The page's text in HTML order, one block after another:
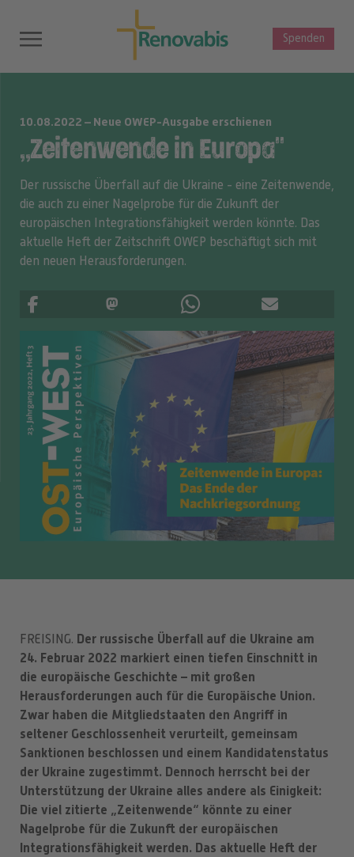
Spenden
10.08.2022 – Neue OWEP-Ausgabe erschienen
„Zeitenwende in Europa"
Der russische Überfall auf die Ukraine - eine Zeitenwende,
die auch zu einer Nagelprobe für die Zukunft der
europäischen Integrationsfähigkeit werden könnte. Das
aktuelle Heft der Zeitschrift OWEP beschäftigt sich mit
den neuen Herausforderungen.
FREISING. Der russische Überfall auf die Ukraine am
24. Februar 2022 markiert einen tiefen Einschnitt in
die europäische Geschichte – mit großen
Herausforderungen auch für die Europäische Union.
Zwar haben die Mitgliedstaaten den Angriff in
seltener Geschlossenheit verurteilt, gemeinsam
Sanktionen beschlossen und einem Kandidatenstatus
der Ukraine zugestimmt. Dennoch herrscht bei der
Unterstützung der Ukraine alles andere als Einigkeit:
Die viel zitierte „Zeitenwende“ könnte zu einer
Nagelprobe für die Zukunft der europäischen
Integrationsfähigkeit werden. Das aktuelle Heft der